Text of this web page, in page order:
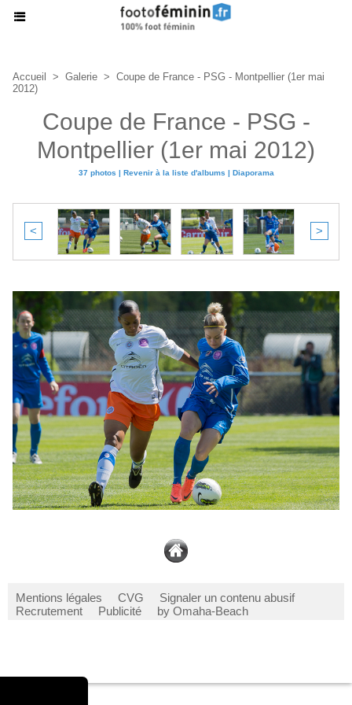
Accueil > Galerie > Coupe de France - PSG - Montpellier (1er mai
2012)
Coupe de France - PSG -
Montpellier (1er mai 2012)
37 photos | Revenir à la liste d'albums | Diaporama
< >
Mentions légales CVG
Signaler un contenu abusif
Recrutement
Publicité by Omaha-Beach